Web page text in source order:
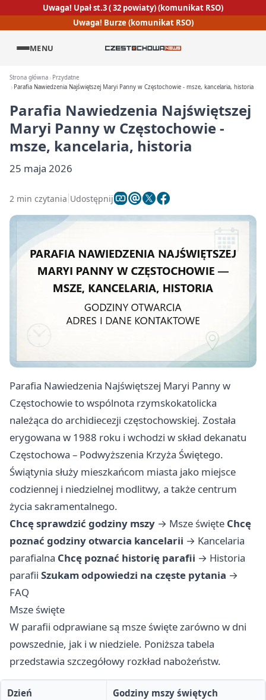
Uwaga! Upał st.3 ( 32 powiaty) (komunikat RSO)
Uwaga! Burze (komunikat RSO)
MENU
Strona główna
Przydatne
Parafia Nawiedzenia Najświętszej Maryi Panny w Częstochowie - msze, kancelaria, historia
Parafia Nawiedzenia Najświętszej
Maryi Panny w Częstochowie -
msze, kancelaria, historia
25 maja 2026
2 min czytania Udostępnij
Parafia Nawiedzenia Najświętszej Maryi Panny w
Częstochowie to wspólnota rzymskokatolicka
należąca do archidiecezji częstochowskiej. Została
erygowana w 1988 roku i wchodzi w skład dekanatu
Częstochowa – Podwyższenia Krzyża Świętego.
Świątynia służy mieszkańcom miasta jako miejsce
codziennej i niedzielnej modlitwy, a także centrum
życia sakramentalnego.
Chcę sprawdzić godziny mszy → Msze święte Chcę
poznać godziny otwarcia kancelarii → Kancelaria
parafialna Chcę poznać historię parafii → Historia
parafii Szukam odpowiedzi na częste pytania →
FAQ
Msze święte
W parafii odprawiane są msze święte zarówno w dni
powszednie, jak i w niedziele. Poniższa tabela
przedstawia szczegółowy rozkład nabożeństw.
Dzień Godziny mszy świętych